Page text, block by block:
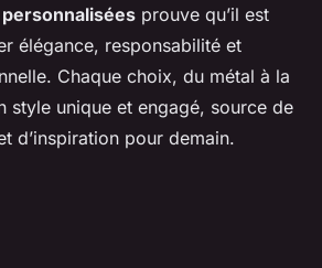
prouve qu’il est
élégance, responsabilité et
Chaque choix, du métal à la
style unique et engagé, source de
d’inspiration pour demain.